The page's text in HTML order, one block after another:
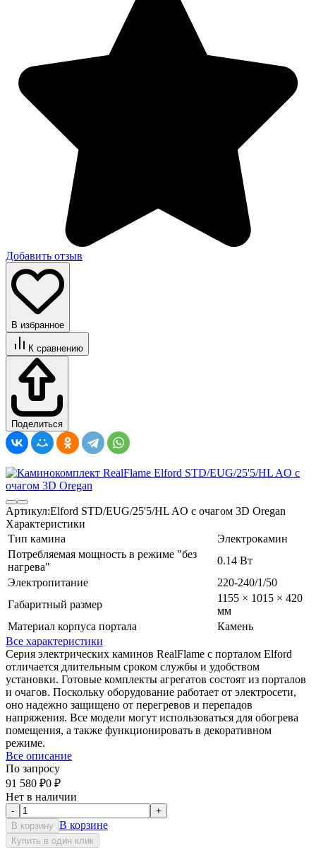
Добавить отзыв
В избранное
К сравнению
Поделиться
Артикул:Elford STD/EUG/25'5/HL AO с очагом 3D Oregan
Характеристики
Тип камина
Электрокамин
Потребляемая мощность в режиме "без
нагрева"
0.14 Вт
Электропитание
220-240/1/50
Габаритный размер
1155 × 1015 × 420
мм
Материал корпуса портала
Камень
Все характеристики
Серия электрических каминов RealFlame с порталом Elford
отличается длительным сроком службы и удобством
установки. Готовые комплекты агрегатов состоят из порталов
и очагов. Поскольку оборудование работает от электросети,
оно надежно защищено от перегревов и перепадов
напряжения. Все модели могут использоваться для обогрева
помещения, а также функционировать в декоративном
режиме.
Все описание
По запросу
91 580 ₽0 ₽
Нет в наличии
-
+
В корзину В корзине
Купить в один клик